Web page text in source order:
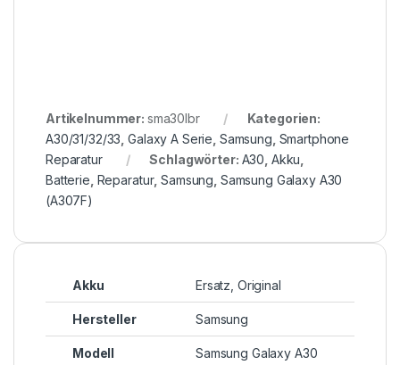
Artikelnummer: sma30lbr
Kategorien:
A30/31/32/33 ,Galaxy A Serie Samsung Smartphone
Reparatur
Schlagwörter: A30 Akku
Batterie Reparatur,Samsung Samsung Galaxy A30
(A307F)
Akku Ersatz, Original
Hersteller Samsung
Modell
Samsung Galaxy A30